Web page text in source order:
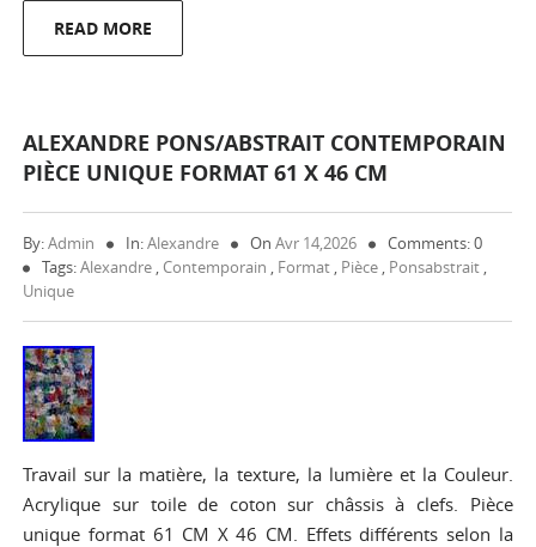
READ MORE
ALEXANDRE PONS/ABSTRAIT CONTEMPORAIN
PIÈCE UNIQUE FORMAT 61 X 46 CM
By:Admin In:Alexandre OnAvr 14,2026
Comments: 0
Tags:Alexandre , Contemporain , Format , Pièce , Ponsabstrait ,
Unique
Travail sur la matière, la texture, la lumière et la Couleur.
Acrylique sur toile de coton sur châssis à clefs. Pièce
unique format 61 CM X 46 CM. Effets différents selon la